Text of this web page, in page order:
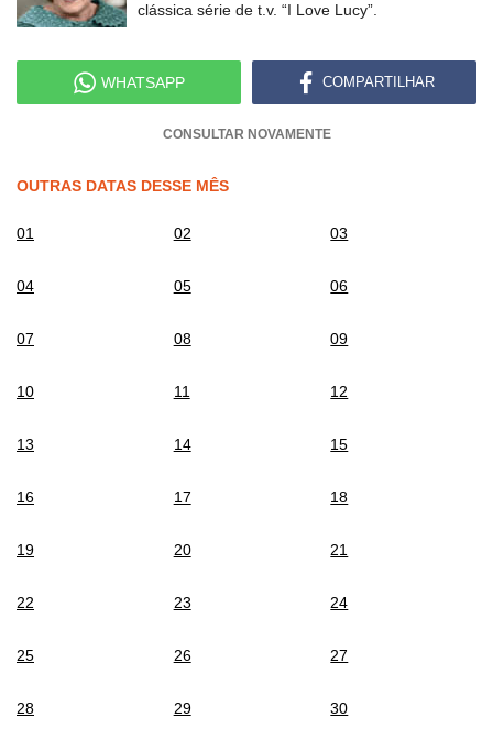
clássica série de t.v. “I Love Lucy”.
WHATSAPP COMPARTILHAR
CONSULTAR NOVAMENTE
OUTRAS DATAS DESSE MÊS
01 02 03
04 05 06
07 08 09
10 11 12
13 14 15
16 17 18
19 20 21
22 23 24
25 26 27
28 29 30